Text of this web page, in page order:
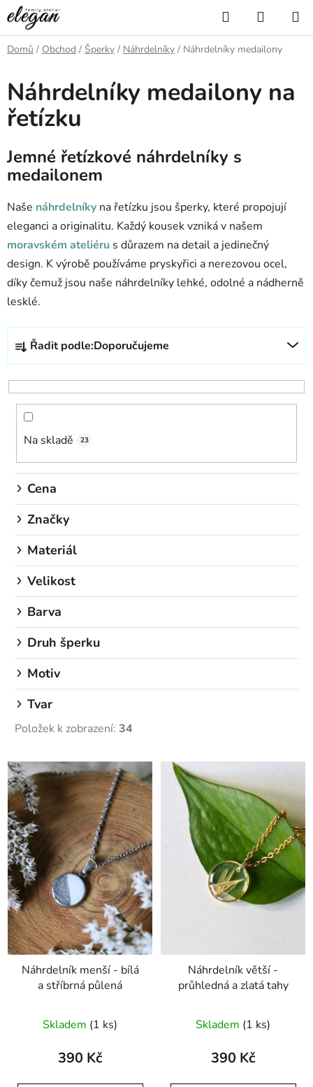
Přejít
na
obsah
Hledat
KOŠÍK
Domů / Obchod / Šperky / Náhrdelníky / Náhrdelníky medailony
Náhrdelníky medailony na
řetízku
Jemné řetízkové náhrdelníky s
medailonem
Naše náhrdelníky na řetízku jsou šperky, které propojují
eleganci a originalitu. Každý kousek vzniká v našem
moravském ateliéru s důrazem na detail a jedinečný
design. K výrobě používáme pryskyřici a nerezovou ocel,
díky čemuž jsou naše náhrdelníky lehké, odolné a nádherně
lesklé.
Ř
z
e
o
d
k
ů
Řadit podle:Doporučujeme
Na skladě 23
Cena
Značky
Materiál
Velikost
Barva
Druh šperku
Motiv
Tvar
Položek k zobrazení: 34
V
ý
p
i
s
p
r
o
d
u
k
t
Náhrdelník menší - bílá
a stříbrná půlená
Skladem (1 ks)
390 Kč
Náhrdelník větší -
průhledná a zlatá tahy
Skladem (1 ks)
390 Kč